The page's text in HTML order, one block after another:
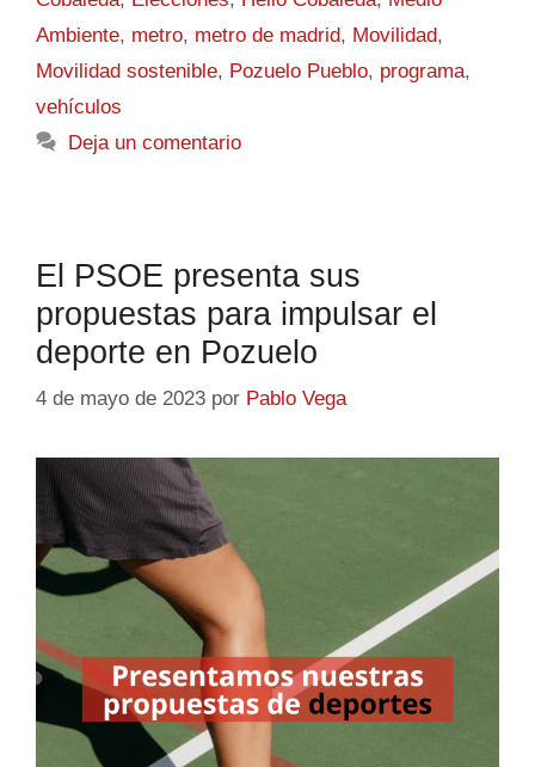
Ambiente, metro, metro de madrid, Movilidad,
Movilidad sostenible, Pozuelo Pueblo, programa,
vehículos
Deja un comentario
El PSOE presenta sus
propuestas para impulsar el
deporte en Pozuelo
4 de mayo de 2023 por Pablo Vega